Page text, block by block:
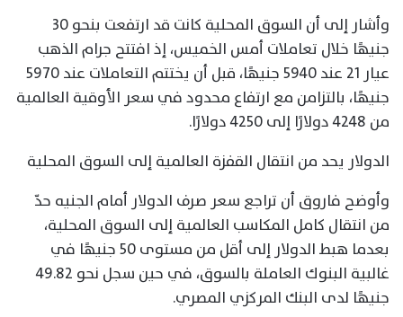
وأشار إلى أن السوق المحلية كانت قد ارتفعت بنحو 30
جنيهًا خلال تعاملات أمس الخميس، إذ افتتح جرام الذهب
عيار 21 عند 5940 جنيهًا، قبل أن يختتم التعاملات عند 5970
جنيهًا، بالتزامن مع ارتفاع محدود في سعر الأوقية العالمية
من 4248 دولارًا إلى 4250 دولارًا.
الدولار يحد من انتقال القفزة العالمية إلى السوق المحلية
وأوضح فاروق أن تراجع سعر صرف الدولار أمام الجنيه حدّ
من انتقال كامل المكاسب العالمية إلى السوق المحلية،
بعدما هبط الدولار إلى أقل من مستوى 50 جنيهًا في
غالبية البنوك العاملة بالسوق، في حين سجل نحو 49.82
جنيهًا لدى البنك المركزي المصري.